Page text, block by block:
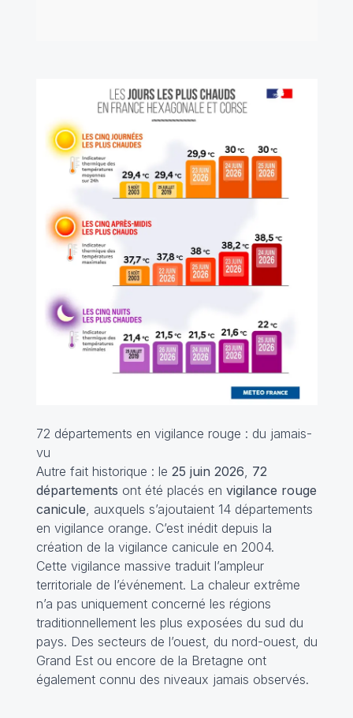
72 départements en vigilance rouge : du jamais-
vu
Autre fait historique : le 25 juin 2026, 72
départements ont été placés en vigilance rouge
canicule, auxquels s’ajoutaient 14 départements
en vigilance orange. C’est inédit depuis la
création de la vigilance canicule en 2004.
Cette vigilance massive traduit l’ampleur
territoriale de l’événement. La chaleur extrême
n’a pas uniquement concerné les régions
traditionnellement les plus exposées du sud du
pays. Des secteurs de l’ouest, du nord-ouest, du
Grand Est ou encore de la Bretagne ont
également connu des niveaux jamais observés.